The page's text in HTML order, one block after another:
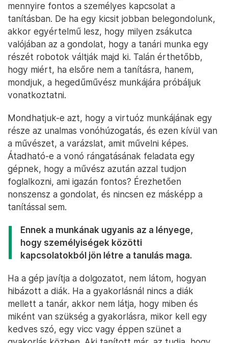
mennyire fontos a személyes kapcsolat a
tanításban. De ha egy kicsit jobban belegondolunk,
akkor egyértelmű lesz, hogy milyen zsákutca
valójában az a gondolat, hogy a tanári munka egy
részét robotok váltják majd ki. Talán érthetőbb,
hogy miért, ha elsőre nem a tanításra, hanem,
mondjuk, a hegedűművész munkájára próbáljuk
vonatkoztatni.
Mondhatjuk-e azt, hogy a virtuóz munkájának egy
része az unalmas vonóhúzogatás, és ezen kívül van
a művészet, a varázslat, amit művelni képes.
Átadható-e a vonó rángatásának feladata egy
gépnek, hogy a művész azután azzal tudjon
foglalkozni, ami igazán fontos? Érezhetően
nonszensz a gondolat, és nincsen ez másképp a
tanítással sem.
Ennek a munkának ugyanis az a lényege,
hogy személyiségek közötti
kapcsolatokból jön létre a tanulás maga.
Ha a gép javítja a dolgozatot, nem látom, hogyan
hibázott a diák. Ha a gyakorlásnál nincs a diák
mellett a tanár, akkor nem látja, hogy miben és
miként van szükség a gyakorlásra, mikor kell egy
kedves szó, egy vicc vagy éppen szünet a